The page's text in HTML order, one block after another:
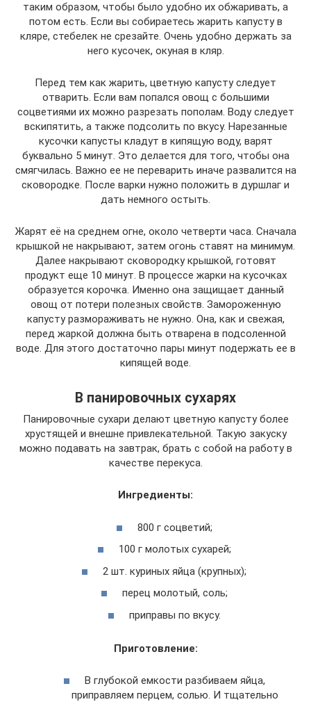
таким образом, чтобы было удобно их обжаривать, а
потом есть. Если вы собираетесь жарить капусту в
кляре, стебелек не срезайте. Очень удобно держать за
него кусочек, окуная в кляр.
Перед тем как жарить, цветную капусту следует
отварить. Если вам попался овощ с большими
соцветиями их можно разрезать пополам. Воду следует
вскипятить, а также подсолить по вкусу. Нарезанные
кусочки капусты кладут в кипящую воду, варят
буквально 5 минут. Это делается для того, чтобы она
смягчилась. Важно ее не переварить иначе развалится на
сковородке. После варки нужно положить в дуршлаг и
дать немного остыть.
Жарят её на среднем огне, около четверти часа. Сначала
крышкой не накрывают, затем огонь ставят на минимум.
Далее накрывают сковородку крышкой, готовят
продукт еще 10 минут. В процессе жарки на кусочках
образуется корочка. Именно она защищает данный
овощ от потери полезных свойств. Замороженную
капусту размораживать не нужно. Она, как и свежая,
перед жаркой должна быть отварена в подсоленной
воде. Для этого достаточно пары минут подержать ее в
кипящей воде.
В панировочных сухарях
Панировочные сухари делают цветную капусту более
хрустящей и внешне привлекательной. Такую закуску
можно подавать на завтрак, брать с собой на работу в
качестве перекуса.
Ингредиенты:
800 г соцветий;
100 г молотых сухарей;
2 шт. куриных яйца (крупных);
перец молотый, соль;
приправы по вкусу.
Приготовление:
В глубокой емкости разбиваем яйца,
приправляем перцем, солью. И тщательно